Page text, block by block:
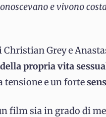
e vivono
Grey e
propria vita
tensione e un forte
film sia in grado di